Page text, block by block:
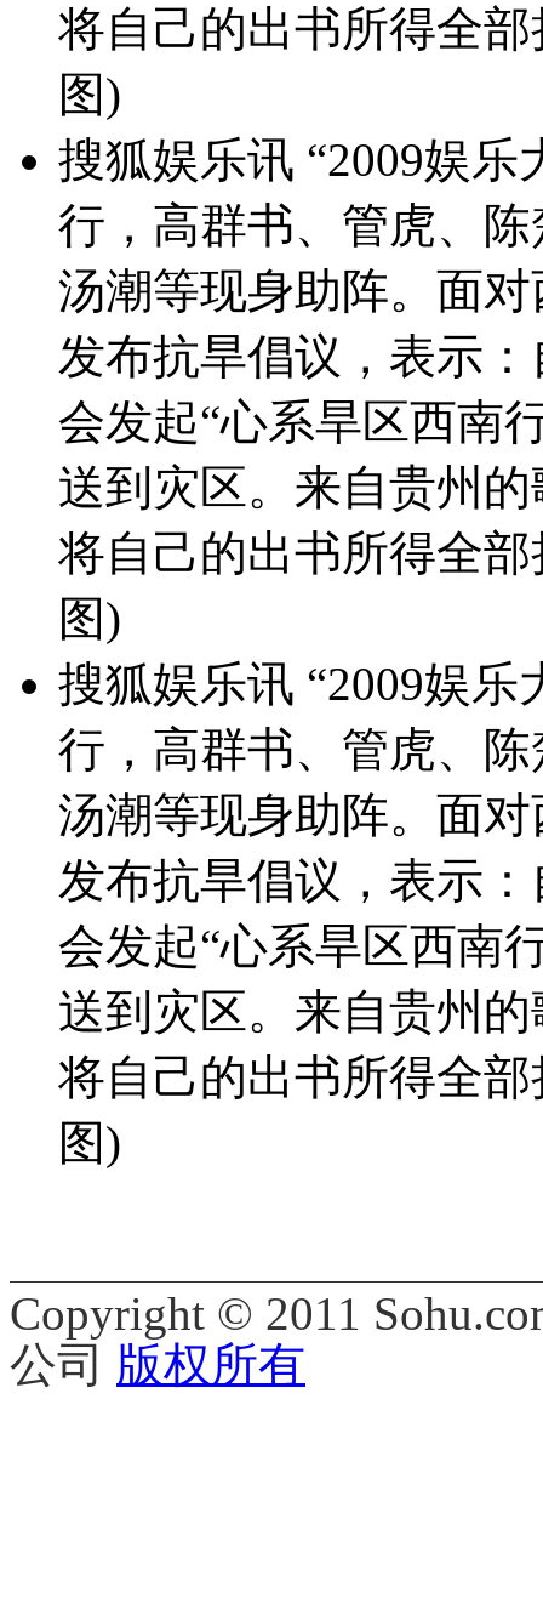
将自己的出书所得全
图)
搜狐娱乐讯 “2009娱
行，高群书、管虎、
汤潮等现身助阵。面
发布抗旱倡议，表示
会发起“心系旱区西南
送到灾区。来自贵州
将自己的出书所得全
图)
搜狐娱乐讯 “2009娱
行，高群书、管虎、
汤潮等现身助阵。面
发布抗旱倡议，表示
会发起“心系旱区西南
送到灾区。来自贵州
将自己的出书所得全
图)
Copyright © 2011
公司 版权所有